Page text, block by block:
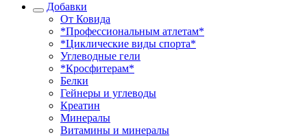
Добавки
От Ковида
*Профессиональным атлетам*
*Циклические виды спорта*
Углеводные гели
*Кросфитерам*
Белки
Гейнеры и углеводы
Креатин
Минералы
Витамины и минералы